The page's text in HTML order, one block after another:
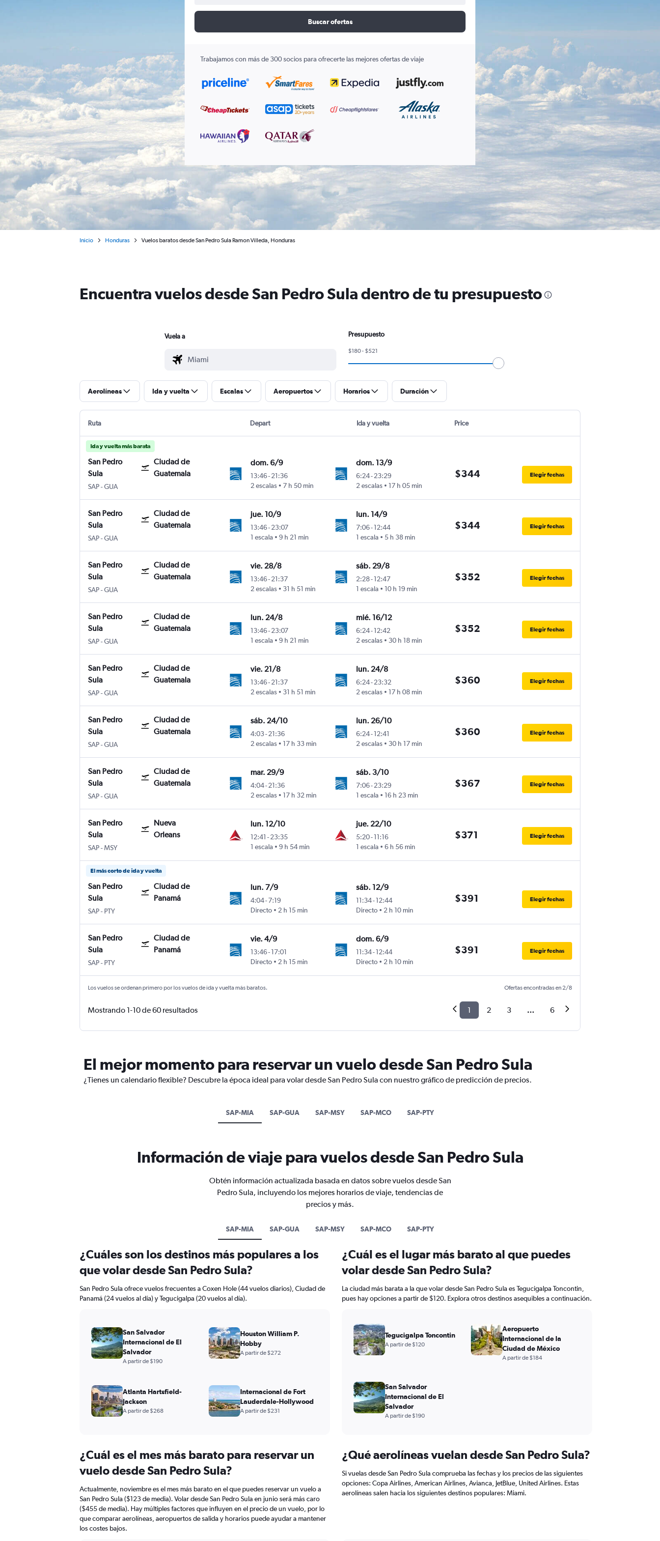
Buscar ofertas
Trabajamos con más de 300 socios para ofrecerte las mejores ofertas de viaje
Inicio Honduras Vuelos baratos desde San Pedro Sula Ramon Villeda, Honduras
Encuentra vuelos desde San Pedro Sula dentro de tu presupuesto
Vuela a Presupuesto
$180 - $521
Aerolíneas Ida y vuelta Escalas Aeropuertos Horarios Duración
Ruta Depart Ida y vuelta Price
Ida y vuelta más barata
San Pedro
Sula
Ciudad de
Guatemala
SAPSan Pedro Sula Ramon Villeda
-GUA Ciudad de Guatemala Internacional La Aurora
dom. 6/9
13:46-21:36
2 escalas
7 h 50 min
dom. 13/9
6:24-23:29
2 escalas
17 h 05 min
$344 Elegir fechas
San Pedro
Sula
Ciudad de
Guatemala
SAPSan Pedro Sula Ramon Villeda
-GUA Ciudad de Guatemala Internacional La Aurora
jue. 10/9
13:46-23:07
1 escala
9 h 21 min
lun. 14/9
7:06-12:44
1 escala
5 h 38 min
$344 Elegir fechas
San Pedro
Sula
Ciudad de
Guatemala
SAPSan Pedro Sula Ramon Villeda
-GUA Ciudad de Guatemala Internacional La Aurora
vie. 28/8
13:46-21:37
2 escalas
31 h 51 min
sáb. 29/8
2:28-12:47
1 escala
10 h 19 min
$352 Elegir fechas
San Pedro
Sula
Ciudad de
Guatemala
SAPSan Pedro Sula Ramon Villeda
-GUA Ciudad de Guatemala Internacional La Aurora
lun. 24/8
13:46-23:07
1 escala
9 h 21 min
mié. 16/12
6:24-12:42
2 escalas
30 h 18 min
$352 Elegir fechas
San Pedro
Sula
Ciudad de
Guatemala
SAPSan Pedro Sula Ramon Villeda
-GUA Ciudad de Guatemala Internacional La Aurora
vie. 21/8
13:46-21:37
2 escalas
31 h 51 min
lun. 24/8
6:24-23:32
2 escalas
17 h 08 min
$360 Elegir fechas
San Pedro
Sula
Ciudad de
Guatemala
SAPSan Pedro Sula Ramon Villeda
-GUA Ciudad de Guatemala Internacional La Aurora
sáb. 24/10
4:03-21:36
2 escalas
17 h 33 min
lun. 26/10
6:24-12:41
2 escalas
30 h 17 min
$360 Elegir fechas
San Pedro
Sula
Ciudad de
Guatemala
SAPSan Pedro Sula Ramon Villeda
-GUA Ciudad de Guatemala Internacional La Aurora
mar. 29/9
4:04-21:36
2 escalas
17 h 32 min
sáb. 3/10
7:06-23:29
1 escala
16 h 23 min
$367 Elegir fechas
San Pedro
Sula
Nueva
Orleans
SAPSan Pedro Sula Ramon Villeda
-MSY
lun. 12/10
12:41 -23:35
1 escala
9 h 54 min
jue. 22/10
5:20-11:16
1 escala
6 h 56 min
$371 Elegir fechas
El más corto de ida y vuelta
San Pedro
Sula
Ciudad de
Panamá
SAPSan Pedro Sula Ramon Villeda
- PTY
lun. 7/9
4:04-7:19
Directo
2 h 15 min
sáb. 12/9
11:34-12:44
Directo
2 h 10 min
$391 Elegir fechas
San Pedro
Sula
Ciudad de
Panamá
SAPSan Pedro Sula Ramon Villeda
- PTY
vie. 4/9
13:46-17:01
Directo
2 h 15 min
dom. 6/9
11:34-12:44
Directo
2 h 10 min
$391 Elegir fechas
Los vuelos se ordenan primero por los vuelos de ida y vuelta más baratos. Ofertas encontradas en 2/8
Mostrando 1-10 de 60 resultados 1 2 3 ... 6
El mejor momento para reservar un vuelo desde San Pedro Sula
¿Tienes un calendario flexible? Descubre la época ideal para volar desde San Pedro Sula con nuestro gráfico de predicción de precios.
SAP-MIA SAP-GUA SAP-MSY SAP-MCO SAP-PTY
Información de viaje para vuelos desde San Pedro Sula
Obtén información actualizada basada en datos sobre vuelos desde San
Pedro Sula, incluyendo los mejores horarios de viaje, tendencias de
precios y más.
SAP-MIA SAP-GUA SAP-MSY SAP-MCO SAP-PTY
¿Cuál es el mes más barato para reservar un
vuelo desde San Pedro Sula?
Actualmente, noviembre es el mes más barato en el que puedes reservar un vuelo a
San Pedro Sula ($123 de media). Volar desde San Pedro Sula en junio será más caro
($455 de media). Hay múltiples factores que influyen en el precio de un vuelo, por lo
que comparar aerolíneas, aeropuertos de salida y horarios puede ayudar a mantener
los costes bajos.
¿Qué aerolíneas vuelan desde San Pedro Sula?
Si vuelas desde San Pedro Sula comprueba las fechas y los precios de las siguientes
opciones: Copa Airlines, American Airlines, Avianca, JetBlue, United Airlines. Estas
aerolíneas salen hacia los siguientes destinos populares: Miami.
¿Cuáles son los destinos más populares a los
que volar desde San Pedro Sula?
San Pedro Sula ofrece vuelos frecuentes a Coxen Hole (44 vuelos diarios), Ciudad de
Panamá (24 vuelos al día) y Tegucigalpa (20 vuelos al día).
San Salvador
Internacional de El
Salvador
A partir de $190
Houston William P.
Hobby
A partir de $272
Atlanta Hartsfield-
Jackson
A partir de $268
Internacional de Fort
Lauderdale-Hollywood
A partir de $231
¿Cuál es el lugar más barato al que puedes
volar desde San Pedro Sula?
La ciudad más barata a la que volar desde San Pedro Sula es Tegucigalpa Toncontin,
pues hay opciones a partir de $120. Explora otros destinos asequibles a continuación.
Tegucigalpa Toncontin
A partir de $120
Aeropuerto
Internacional de la
Ciudad de México
A partir de $184
San Salvador
Internacional de El
Salvador
A partir de $190